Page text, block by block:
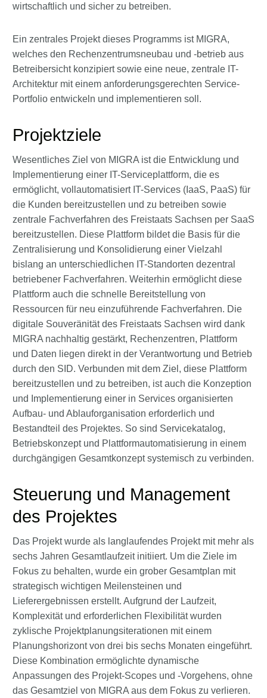
wirtschaftlich und sicher zu betreiben.
Ein zentrales Projekt dieses Programms ist MIGRA,
welches den Rechenzentrumsneubau und -betrieb aus
Betreibersicht konzipiert sowie eine neue, zentrale IT-
Architektur mit einem anforderungsgerechten Service-
Portfolio entwickeln und implementieren soll.
Projektziele
Wesentliches Ziel von MIGRA ist die Entwicklung und
Implementierung einer IT-Serviceplattform, die es
ermöglicht, vollautomatisiert IT-Services (IaaS, PaaS) für
die Kunden bereitzustellen und zu betreiben sowie
zentrale Fachverfahren des Freistaats Sachsen per SaaS
bereitzustellen. Diese Plattform bildet die Basis für die
Zentralisierung und Konsolidierung einer Vielzahl
bislang an unterschiedlichen IT-Standorten dezentral
betriebener Fachverfahren. Weiterhin ermöglicht diese
Plattform auch die schnelle Bereitstellung von
Ressourcen für neu einzuführende Fachverfahren. Die
digitale Souveränität des Freistaats Sachsen wird dank
MIGRA nachhaltig gestärkt, Rechenzentren, Plattform
und Daten liegen direkt in der Verantwortung und Betrieb
durch den SID. Verbunden mit dem Ziel, diese Plattform
bereitzustellen und zu betreiben, ist auch die Konzeption
und Implementierung einer in Services organisierten
Aufbau- und Ablauforganisation erforderlich und
Bestandteil des Projektes. So sind Servicekatalog,
Betriebskonzept und Plattformautomatisierung in einem
durchgängigen Gesamtkonzept systemisch zu verbinden.
Steuerung und Management
des Projektes
Das Projekt wurde als langlaufendes Projekt mit mehr als
sechs Jahren Gesamtlaufzeit initiiert. Um die Ziele im
Fokus zu behalten, wurde ein grober Gesamtplan mit
strategisch wichtigen Meilensteinen und
Lieferergebnissen erstellt. Aufgrund der Laufzeit,
Komplexität und erforderlichen Flexibilität wurden
zyklische Projektplanungsiterationen mit einem
Planungshorizont von drei bis sechs Monaten eingeführt.
Diese Kombination ermöglichte dynamische
Anpassungen des Projekt-Scopes und -Vorgehens, ohne
das Gesamtziel von MIGRA aus dem Fokus zu verlieren.